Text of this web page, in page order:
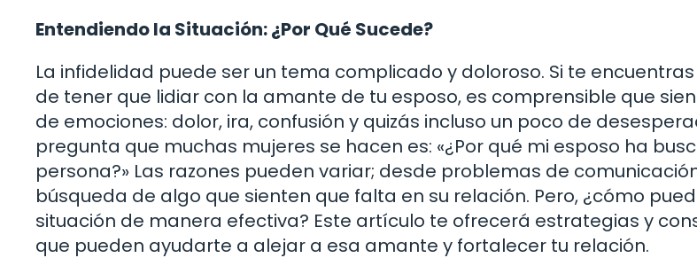
Entendiendo la Situación: ¿Por Qué Sucede?
La infidelidad puede ser un tema complicado y doloroso. Si te
de tener que lidiar con la amante de tu esposo, es comprensible que
de emociones: dolor, ira, confusión y quizás incluso un poco de
pregunta que muchas mujeres se hacen es: «¿Por qué mi esposo ha
persona?» Las razones pueden variar; desde problemas de
búsqueda de algo que sienten que falta en su relación. Pero, ¿cómo
situación de manera efectiva? Este artículo te ofrecerá estrategias y
que pueden ayudarte a alejar a esa amante y fortalecer tu relación.